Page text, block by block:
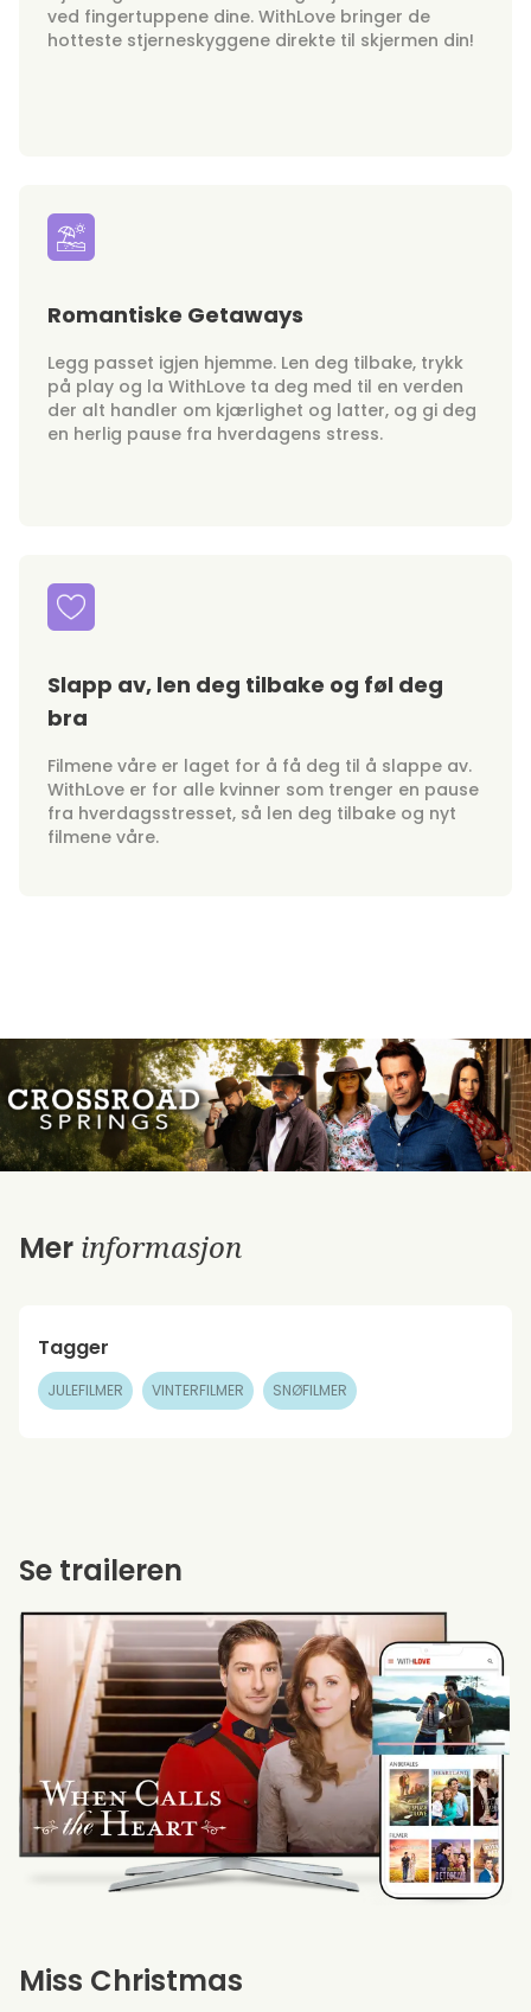
ved fingertuppene dine. WithLove bringer de
hotteste stjerneskyggene direkte til skjermen din!
Romantiske Getaways
Legg passet igjen hjemme. Len deg tilbake, trykk
på play og la WithLove ta deg med til en verden
der alt handler om kjærlighet og latter, og gi deg
en herlig pause fra hverdagens stress.
Slapp av, len deg tilbake og føl deg
bra
Filmene våre er laget for å få deg til å slappe av.
WithLove er for alle kvinner som trenger en pause
fra hverdagsstresset, så len deg tilbake og nyt
filmene våre.
Mer informasjon
Tagger
JULEFILMER VINTERFILMER SNØFILMER
Miss Christmas
Se traileren